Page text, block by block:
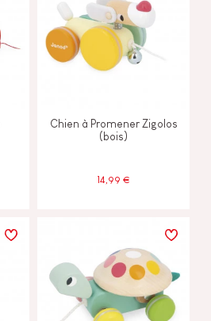
Chien à Promener Zigolos
(bois)
14,99 €